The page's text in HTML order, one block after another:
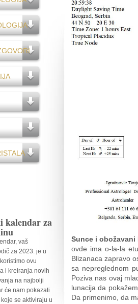
kalendar za
vaš
za 2023. je u
ovu
i kreiranja novih
na najbolji
će nam pokazati
se aktiviraju u
Sunce i obožavani
ovde ima o-la-la
Blizanaca zapravo
sa nepreglednom
Poziva nas ovaj
lunacija da
Da primenimo, da